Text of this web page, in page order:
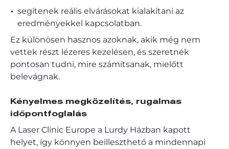
segítenek reális elvárásokat kialakítani az
eredményekkel kapcsolatban.
Ez különösen hasznos azoknak, akik még nem
vettek részt lézeres kezelésen, és szeretnék
pontosan tudni, mire számítsanak, mielőtt
belevágnak.
Kényelmes megközelítés, rugalmas
időpontfoglalás
A Laser Clinic Europe a Lurdy Házban kapott
helyet, így könnyen beilleszthető a mindennapi